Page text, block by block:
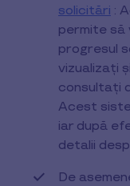
solicitări :
permite să
progresul
vizualizați
consultați
Acest
iar după
detalii
De